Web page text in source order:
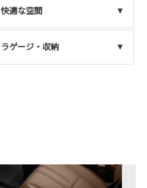
快適な空間
ラゲージ・収納